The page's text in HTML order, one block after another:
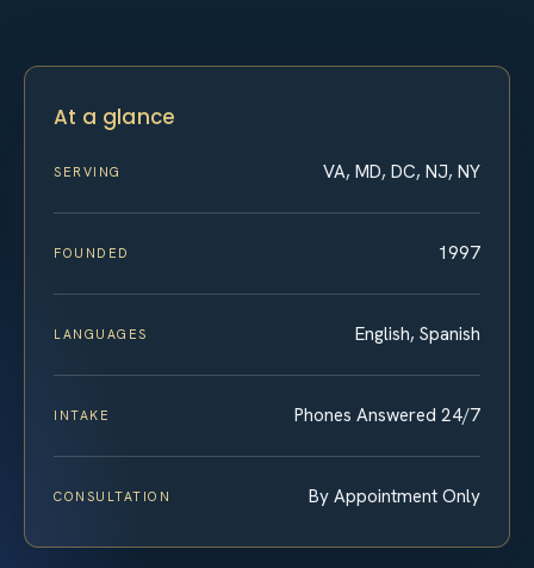
At a glance
SERVING VA, MD, DC, NJ, NY
FOUNDED 1997
LANGUAGES English, Spanish
INTAKE Phones Answered 24/7
CONSULTATION By Appointment Only